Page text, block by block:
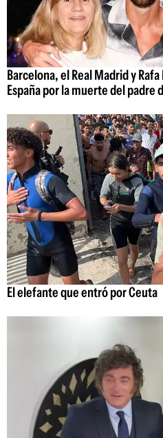
Barcelona, el Real Madrid y
España por la muerte del padre
El elefante que entró por Ceuta